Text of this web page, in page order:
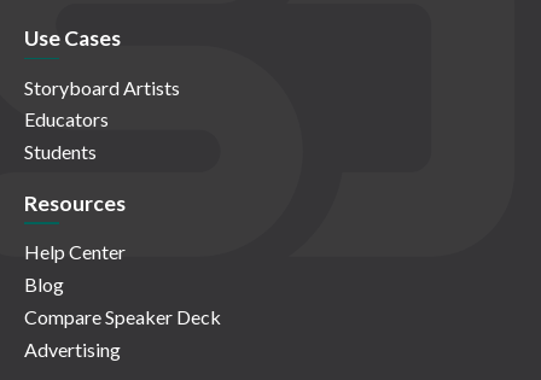
Use Cases
Storyboard Artists
Educators
Students
Resources
Help Center
Blog
Compare Speaker Deck
Advertising